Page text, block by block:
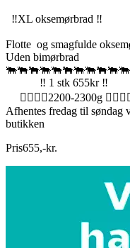
‼️XL oksemørbrad ‼️
Flotte og smagfulde
Uden bimørbrad
‼️ 1 stk 655kr ‼️
🏋️‍♂️🏋️‍♂️2200-2300g
Afhentes fredag til søndag
butikken
Pris655,-kr.